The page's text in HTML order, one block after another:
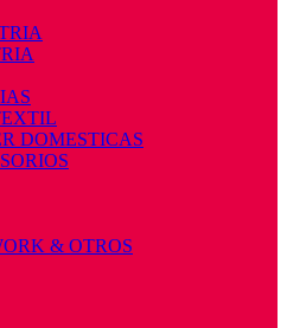
DOMESTICAS
& OTROS